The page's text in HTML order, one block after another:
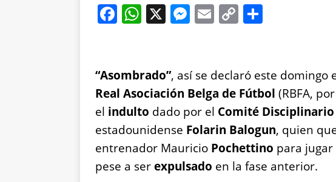
F
e
b
o
o
k
W
s
A
p
p
X M
e
n
g
er
E
l
C
y
Li
n
k
re
“Asombrado”, así se declaró este domingo
Real Asociación Belga de Fútbol (RBFA,
el indulto dado por el Comité Disciplinario
estadounidense Folarin Balogun, quien
entrenador Mauricio Pochettino para
pese a serexpulsado en la fase anterior.